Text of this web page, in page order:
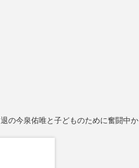
の今泉佑唯と子どものために奮闘中か